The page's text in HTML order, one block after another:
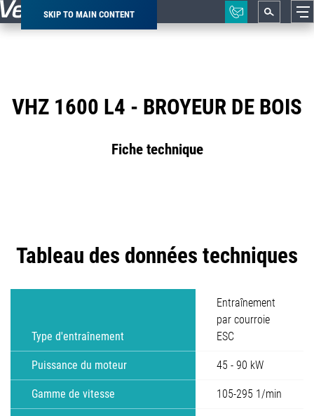
SKIP TO MAIN CONTENT
Breadcrumb
VHZ 1600 L4 - BROYEUR DE BOIS
Fiche technique
Tableau des données techniques
Type d'entraînement
Entraînement
par courroie
ESC
Puissance du moteur 45 - 90 kW
Gamme de vitesse 105-295 1/min